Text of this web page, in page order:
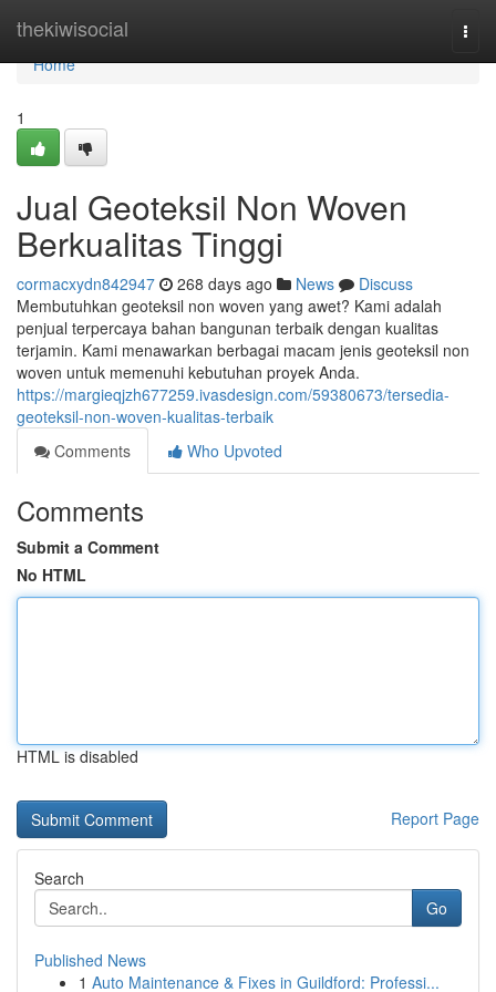
thekiwisocial
Home
Home
1
Jual Geoteksil Non Woven
Berkualitas Tinggi
cormacxydn842947 268 days ago News
Discuss
Membutuhkan geoteksil non woven yang awet? Kami adalah
penjual terpercaya bahan bangunan terbaik dengan kualitas
terjamin. Kami menawarkan berbagai macam jenis geoteksil non
woven untuk memenuhi kebutuhan proyek Anda.
https://margieqjzh677259.ivasdesign.com/59380673/tersedia-
geoteksil-non-woven-kualitas-terbaik
Comments
Who Upvoted
Comments
Submit a Comment
No HTML
HTML is disabled
Report Page
Search
Go
Published News
1 Auto Maintenance & Fixes in Guildford: Professi...